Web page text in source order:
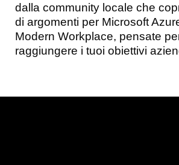
dalla community locale che
di argomenti per Microsoft
Modern Workplace, pensate
raggiungere i tuoi obiettivi